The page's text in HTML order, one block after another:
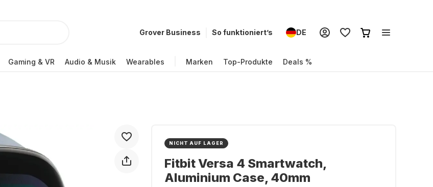
Grover Business So funktioniert’s DE
Gaming & VR Audio & Musik Wearables Marken Top-Produkte Deals %
NICHT AUF LAGER
Fitbit Versa 4 Smartwatch,
Aluminium Case, 40mm